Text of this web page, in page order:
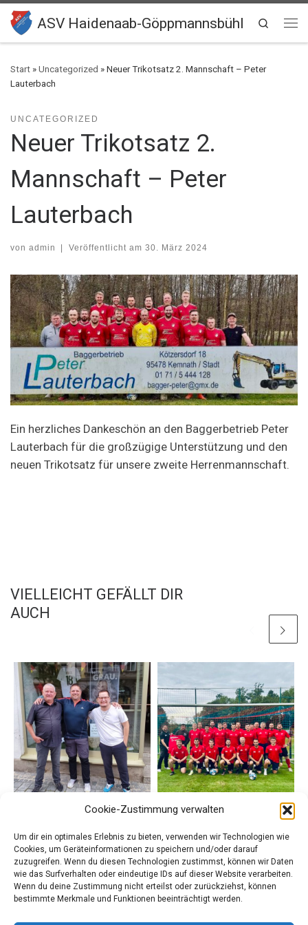
Cookie-Zustimmung verwalten
Um dir ein optimales Erlebnis zu bieten, verwenden wir Technologien wie
Cookies, um Geräteinformationen zu speichern und/oder darauf
zuzugreifen. Wenn du diesen Technologien zustimmst, können wir Daten
wie das Surfverhalten oder eindeutige IDs auf dieser Website verarbeiten.
Wenn du deine Zustimmung nicht erteilst oder zurückziehst, können
bestimmte Merkmale und Funktionen beeinträchtigt werden.
Zum Inhalt springen
ASV Haidenaab-Göppmannsbühl
Search
Start » Uncategorized » Neuer Trikotsatz 2. Mannschaft – Peter
Lauterbach
UNCATEGORIZED
Neuer Trikotsatz 2.
Mannschaft – Peter
Lauterbach
von admin Veröffentlicht am 30. März 2024
Ein herzliches Dankeschön an den Baggerbetrieb Peter
Lauterbach für die großzügige Unterstützung und den
neuen Trikotsatz für unsere zweite Herrenmannschaft.
VIELLEICHT GEFÄLLT DIR
AUCH
Veröffentlicht am16. Juni 2024
Friseursalon
Veröffentlicht am
Neue Aufwärmtrikots –
Kupfer Joe